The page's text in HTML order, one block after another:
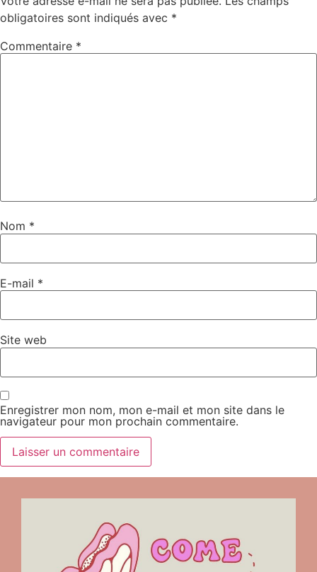
obligatoires sont indiqués avec *
Commentaire *
Nom *
E-mail *
Site web
Enregistrer mon nom, mon e-mail et mon site dans le
navigateur pour mon prochain commentaire.